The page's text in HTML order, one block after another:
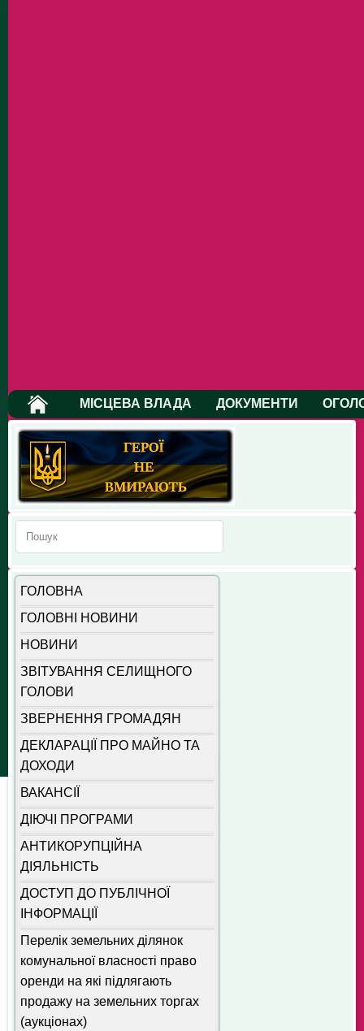
МІСЦЕВА ВЛАДА ДОКУМЕНТИ
ГОЛОВНА
ГОЛОВНІ НОВИНИ
НОВИНИ
ЗВІТУВАННЯ СЕЛИЩНОГО
ГОЛОВИ
ЗВЕРНЕННЯ ГРОМАДЯН
ДЕКЛАРАЦІЇ ПРО МАЙНО ТА
ДОХОДИ
ВАКАНСІЇ
ДІЮЧІ ПРОГРАМИ
АНТИКОРУПЦІЙНА
ДІЯЛЬНІСТЬ
ДОСТУП ДО ПУБЛІЧНОЇ
ІНФОРМАЦІЇ
Перелік земельних ділянок
комунальної власності право
оренди на які підлягають
продажу на земельних торгах
(аукціонах)